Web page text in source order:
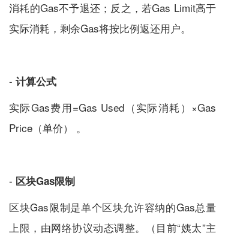
消耗的Gas不予退还；反之，若Gas Limit高于
实际消耗，剩余Gas将按比例返还用户。
- 计算公式
实际Gas费用=Gas Used（实际消耗）×Gas
Price（单价） 。
- 区块Gas限制
区块Gas限制是单个区块允许容纳的Gas总量
上限，由网络协议动态调整。（目前“姨太”主